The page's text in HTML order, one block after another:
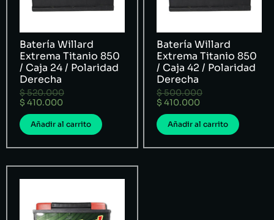
Batería Willard
Extrema Titanio 850
/ Caja 24 / Polaridad
Derecha
$520.000
$ 410.000
Añadir al carrito
Batería Willard
Extrema Titanio 850
/ Caja 42 / Polaridad
Derecha
$500.000
$ 410.000
Añadir al carrito